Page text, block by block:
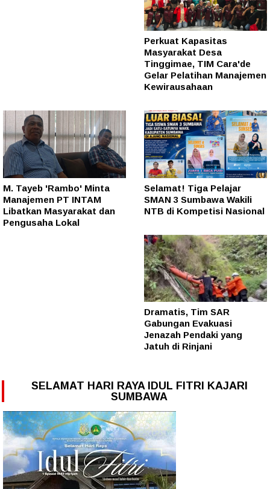
Perkuat Kapasitas
Masyarakat Desa
Tinggimae, TIM Cara'de
Gelar Pelatihan Manajemen
Kewirausahaan
M. Tayeb 'Rambo' Minta
Manajemen PT INTAM
Libatkan Masyarakat dan
Pengusaha Lokal
Selamat! Tiga Pelajar
SMAN 3 Sumbawa Wakili
NTB di Kompetisi Nasional
Dramatis, Tim SAR
Gabungan Evakuasi
Jenazah Pendaki yang
Jatuh di Rinjani
SELAMAT HARI RAYA IDUL FITRI KAJARI
SUMBAWA